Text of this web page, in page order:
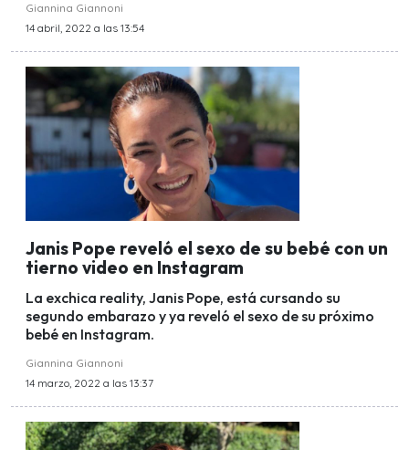
Giannina Giannoni
14 abril, 2022 a las 13:54
Janis Pope reveló el sexo de su bebé con un
tierno video en Instagram
La exchica reality, Janis Pope, está cursando su
segundo embarazo y ya reveló el sexo de su próximo
bebé en Instagram.
Giannina Giannoni
14 marzo, 2022 a las 13:37